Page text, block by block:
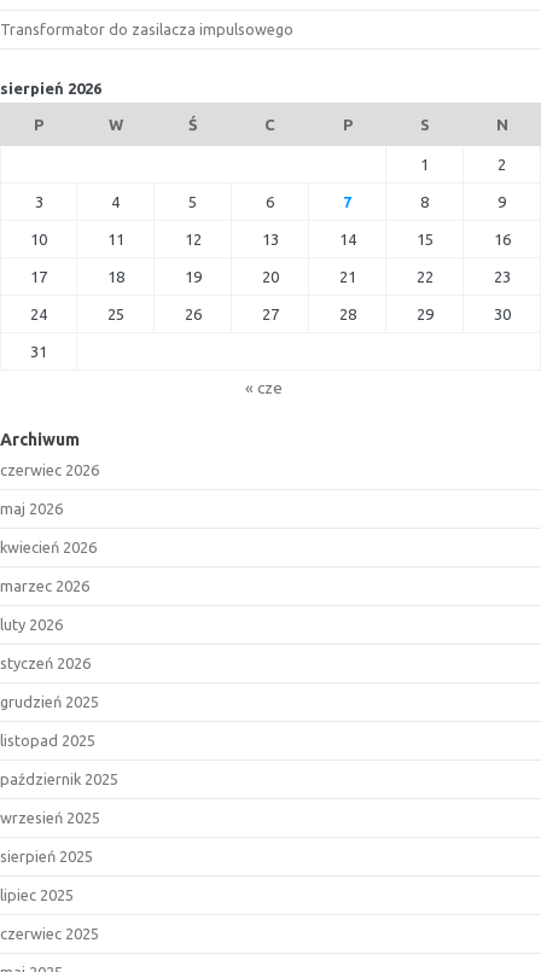
Transformator do zasilacza impulsowego
sierpień 2026
P W Ś C P S N
1 2
3 4 5 6 7 8 9
10 11 12 13 14 15 16
17 18 19 20 21 22 23
24 25 26 27 28 29 30
31
« cze
Archiwum
czerwiec 2026
maj 2026
kwiecień 2026
marzec 2026
luty 2026
styczeń 2026
grudzień 2025
listopad 2025
październik 2025
wrzesień 2025
sierpień 2025
lipiec 2025
czerwiec 2025